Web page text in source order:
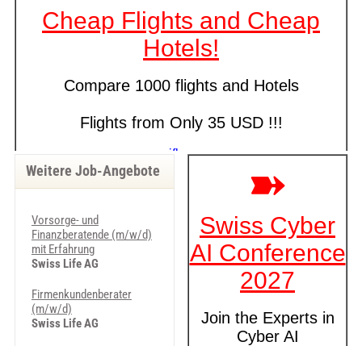
Weitere Job-Angebote
Vorsorge- und
Finanzberatende (m/w/d)
mit Erfahrung
Swiss Life AG
Firmenkundenberater
(m/w/d)
Swiss Life AG